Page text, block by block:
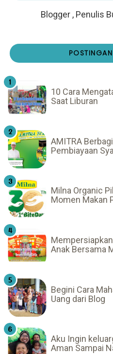
Blogger , Penulis
10 Cara
Saat Liburan
AMITRA
Pembiayaan
Milna Organic
Momen Makan
Anak Bersama
Begini Cara
Uang dari Blog
Aku Ingin
Aman Sampai